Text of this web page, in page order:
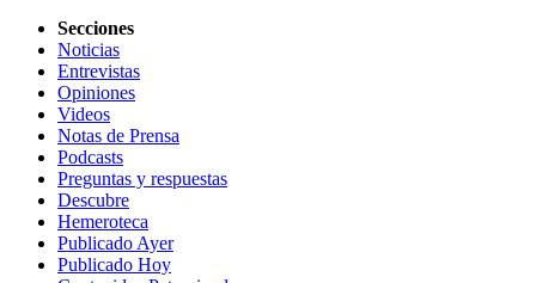
Secciones
Noticias
Entrevistas
Opiniones
Videos
Notas de Prensa
Podcasts
Preguntas y respuestas
Descubre
Hemeroteca
Publicado Ayer
Publicado Hoy